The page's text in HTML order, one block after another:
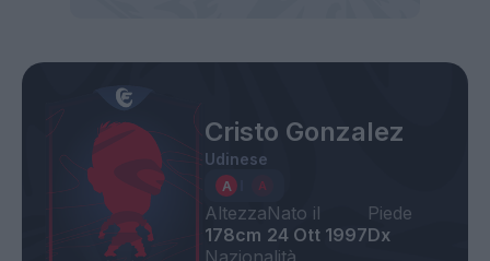
Cristo Gonzalez
Udinese
Altezza
178cm
Nato il
24 Ott 1997
Piede
Dx